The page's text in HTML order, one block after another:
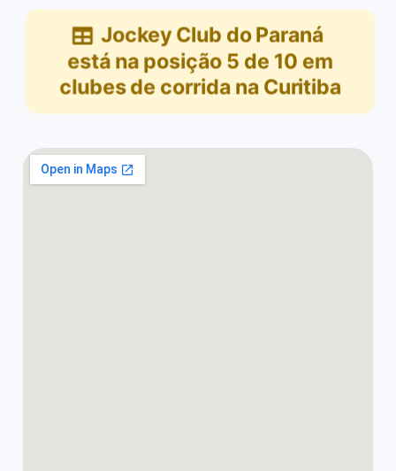
Jockey Club do Paraná
está na posição 5 de 10 em
clubes de corrida na Curitiba